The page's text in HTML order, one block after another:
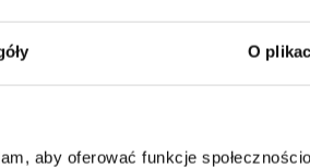
O
aby oferować funkcje
SAMEJ KATEGORII: